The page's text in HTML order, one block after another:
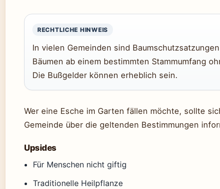
RECHTLICHE HINWEIS
In vielen Gemeinden sind
Bäumen ab einem bestimmten Stammumfang
Die Bußgelder können erheblich sein.
Wer eine Esche im Garten fällen möchte, sollte
Gemeinde über die geltenden Bestimmungen
Upsides
Für Menschen nicht giftig
Traditionelle Heilpflanze